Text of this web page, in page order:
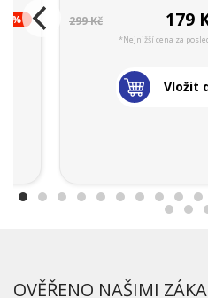
299 Kč 179
*Nejnižší cena za
Vložit
OVĚŘENO NAŠIMI